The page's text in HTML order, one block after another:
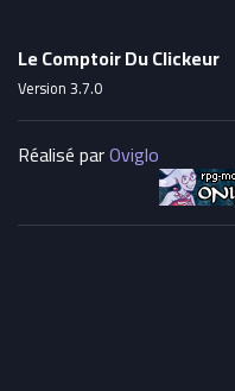
Le Comptoir Du Clickeur
Version 3.7.0
Réalisé parOviglo